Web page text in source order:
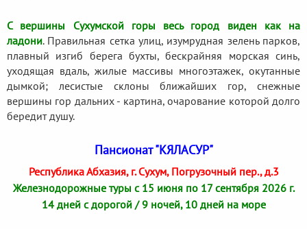
С вершины Сухумской горы весь город виден как на
ладони. Правильная сетка улиц, изумрудная зелень парков,
плавный изгиб берега бухты, бескрайняя морская синь,
уходящая вдаль, жилые массивы многоэтажек, окутанные
дымкой; лесистые склоны ближайших гор, снежные
вершины гор дальних - картина, очарование которой долго
бередит душу.
Пансионат "КЯЛАСУР"
Республика Абхазия, г. Сухум, Погрузочный пер., д.3
Железнодорожные туры с 15 июня по 17 сентября 2026 г.
14 дней с дорогой / 9 ночей, 10 дней на море